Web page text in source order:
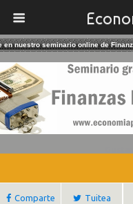
Comparte Tuitea
en nuestro seminario online de